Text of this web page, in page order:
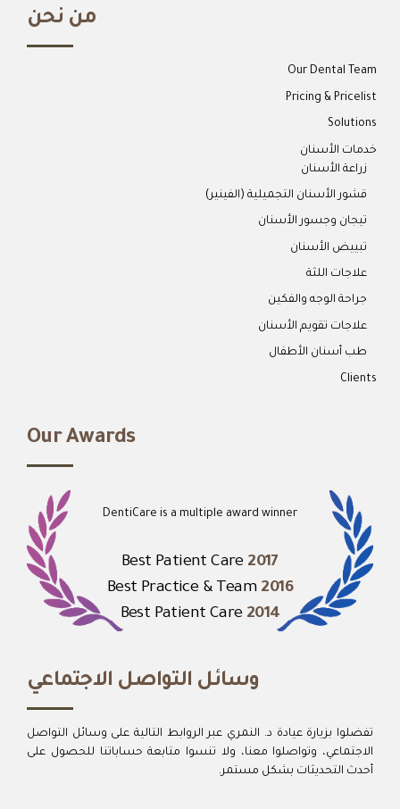
من نحن
Our Dental Team
Pricing & Pricelist
Solutions
خدمات الأسنان
زراعة الأسنان
قشور الأسنان التجميلية (الفينير)
تيجان وجسور الأسنان
تبييض الأسنان
علاجات اللثة
جراحة الوجه والفكين
علاجات تقويم الأسنان
طب أسنان الأطفال
Clients
Our Awards
DentiCare is a multiple award winner
Best Patient Care 2017
Best Practice & Team 2016
Best Patient Care 2014
وسائل التواصل الاجتماعي
تفضلوا بزيارة عيادة د. النمري عبر الروابط التالية على وسائل التواصل
الاجتماعي، وتواصلوا معنا، ولا تنسوا متابعة حساباتنا للحصول على
أحدث التحديثات بشكل مستمر.